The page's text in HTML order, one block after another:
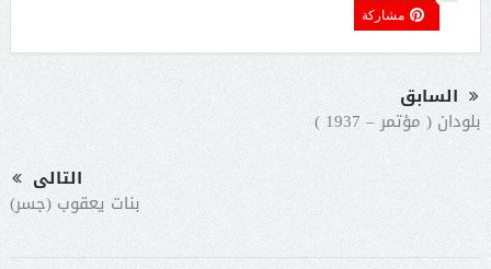
مشاركة
السابق
بلودان ( مؤتمر – 1937 )
التالى
بنات يعقوب (جسر)